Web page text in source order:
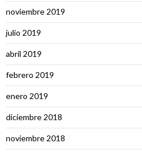
noviembre 2019
julio 2019
abril 2019
febrero 2019
enero 2019
diciembre 2018
noviembre 2018